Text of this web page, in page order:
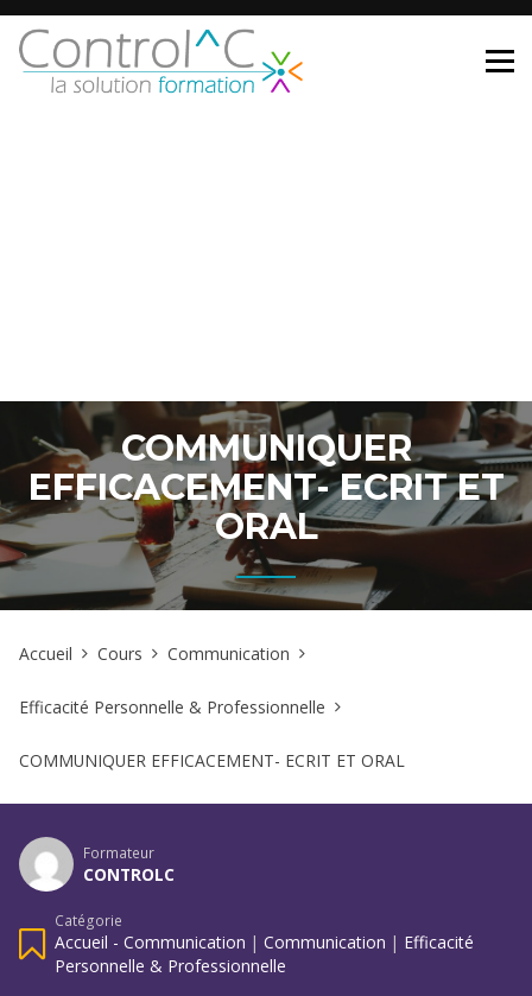
COMMUNIQUER
EFFICACEMENT- ECRIT ET
ORAL
Accueil Cours Communication
Efficacité Personnelle & Professionnelle
COMMUNIQUER EFFICACEMENT- ECRIT ET ORAL
Formateur
CONTROLC
Catégorie
Accueil - Communication | Communication | Efficacité
Personnelle & Professionnelle